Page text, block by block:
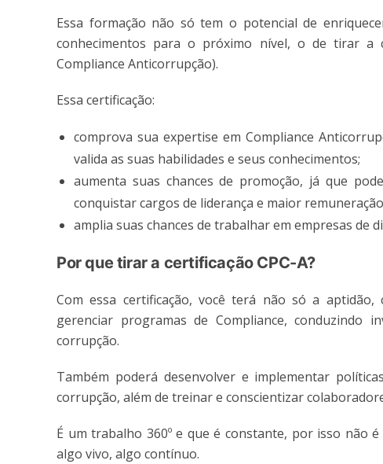
Essa formação não só tem o potencial de
conhecimentos para o próximo nível, o de tirar a
Compliance Anticorrupção).
Essa certificação:
comprova sua expertise em Compliance
valida as suas habilidades e seus conhecimentos;
aumenta suas chances de promoção, já que
conquistar cargos de liderança e maior
amplia suas chances de trabalhar em empresas de
Por que tirar a certificação CPC-A?
Com essa certificação, você terá não só a
gerenciar programas de Compliance, conduzindo
corrupção.
Também poderá desenvolver e implementar
corrupção, além de treinar e conscientizar
É um trabalho 360º e que é constante, por isso não
algo vivo, algo contínuo.